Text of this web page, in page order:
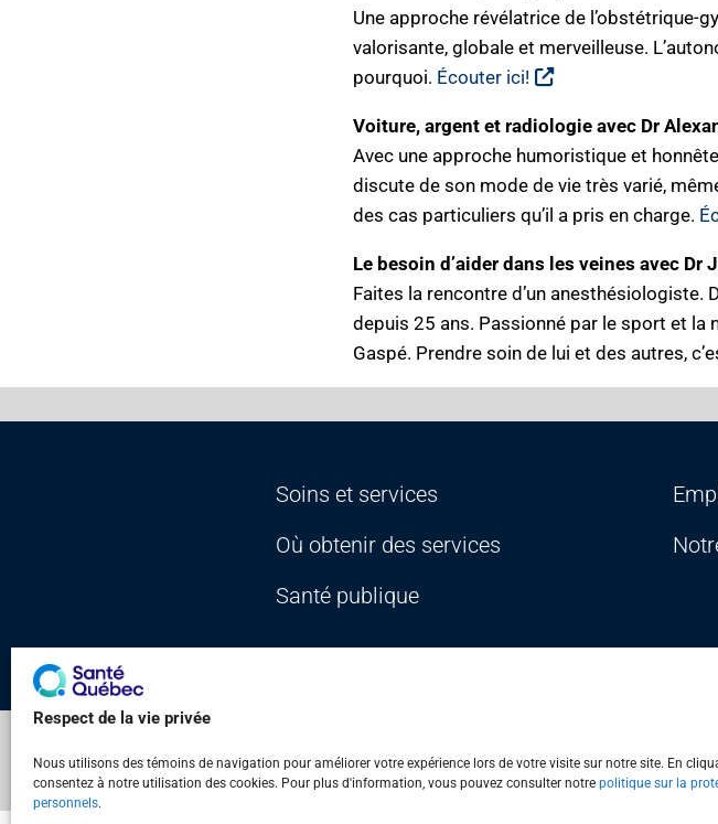
Respect de la vie privée
Nous utilisons des témoins de navigation pour améliorer votre expérience lors de votre visite sur notre site. En
consentez à notre utilisation des cookies. Pour plus d'information, vous pouvez consulter notre politique sur la
personnels.
Une approche révélatrice de l’obstétrique-
valorisante, globale et merveilleuse.
pourquoi. Écouter ici!
Voiture, argent et radiologie avec Dr
Avec une approche humoristique et
discute de son mode de vie très varié,
des cas particuliers qu’il a pris en charge.
Le besoin d’aider dans les veines avec Dr
Faites la rencontre d’un anesthésiologiste.
depuis 25 ans. Passionné par le sport et la
Gaspé. Prendre soin de lui et des autres,
Soins et services
Où obtenir des services
Santé publique